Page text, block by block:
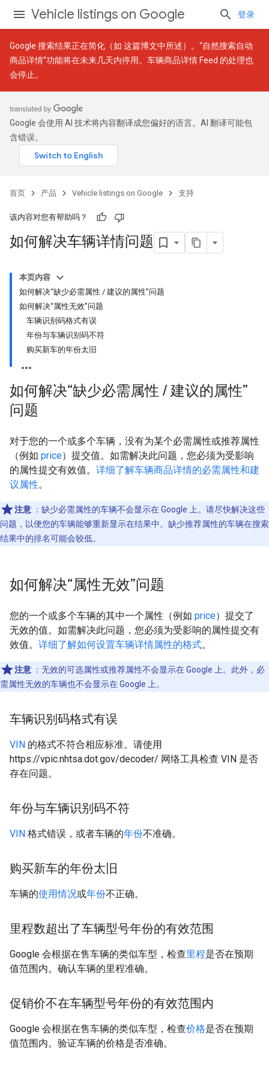
Vehicle listings on Google 登录
Google 搜索结果正在简化（如 这篇博文中所述）。“自然搜索自动
商品详情”功能将在未来几天内停用。车辆商品详情 Feed 的处理也
会停止。
Google 会使用 AI 技术将内容翻译成您偏好的语言。AI 翻译可能包
含错误。
首页 产品 Vehicle listings on Google 支持
该内容对您有帮助吗？
如何解决车辆详情问题
本页内容
如何解决“缺少必需属性 / 建议的属性”问题
如何解决“属性无效”问题
车辆识别码格式有误
年份与车辆识别码不符
购买新车的年份太旧
如何解决“缺少必需属性 / 建议的属性”
问题
对于您的一个或多个车辆，没有为某个必需属性或推荐属性
（例如 price）提交值。如需解决此问题，您必须为受影响
的属性提交有效值。 详细了解车辆商品详情的必需属性和建
议属性。
注意 ：缺少必需属性的车辆不会显示在 Google 上。请尽快解决这些
问题，以便您的车辆能够重新显示在结果中。缺少推荐属性的车辆在搜索
结果中的排名可能会较低。
如何解决“属性无效”问题
您的一个或多个车辆的其中一个属性（例如 price）提交了
无效的值。如需解决此问题，您必须为受影响的属性提交有
效值。 详细了解如何设置车辆详情属性的格式。
注意 ：无效的可选属性或推荐属性不会显示在 Google 上。此外，必
需属性无效的车辆也不会显示在 Google 上。
车辆识别码格式有误
VIN 的格式不符合相应标准。请使用
https://vpic.nhtsa.dot.gov/decoder/ 网络工具检查 VIN 是否
存在问题。
年份与车辆识别码不符
VIN 格式错误，或者车辆的年份不准确。
购买新车的年份太旧
车辆的使用情况或年份不正确。
里程数超出了车辆型号年份的有效范围
Google 会根据在售车辆的类似车型，检查里程是否在预期
值范围内。确认车辆的里程准确。
促销价不在车辆型号年份的有效范围内
Google 会根据在售车辆的类似车型，检查价格是否在预期
值范围内。验证车辆的价格是否准确。